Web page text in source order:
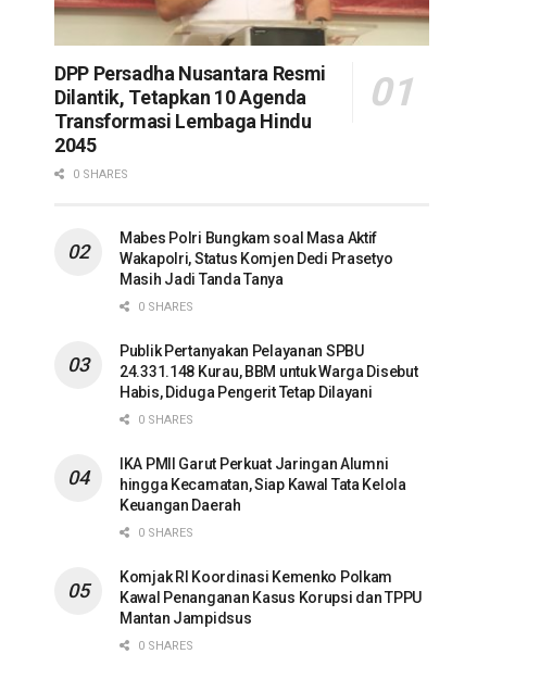
DPP Persadha Nusantara Resmi
Dilantik, Tetapkan 10 Agenda
Transformasi Lembaga Hindu
2045
0 SHARES
Mabes Polri Bungkam soal Masa Aktif
Wakapolri, Status Komjen Dedi Prasetyo
Masih Jadi Tanda Tanya
0 SHARES
Publik Pertanyakan Pelayanan SPBU
24.331.148 Kurau, BBM untuk Warga Disebut
Habis, Diduga Pengerit Tetap Dilayani
0 SHARES
IKA PMII Garut Perkuat Jaringan Alumni
hingga Kecamatan, Siap Kawal Tata Kelola
Keuangan Daerah
0 SHARES
Komjak RI Koordinasi Kemenko Polkam
Kawal Penanganan Kasus Korupsi dan TPPU
Mantan Jampidsus
0 SHARES